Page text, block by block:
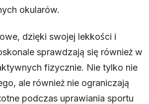
okularów.
dzięki swojej lekkości i
sprawdzają się również w
fizycznie. Nie tylko nie
ale również nie ograniczają
podczas uprawiania sportu